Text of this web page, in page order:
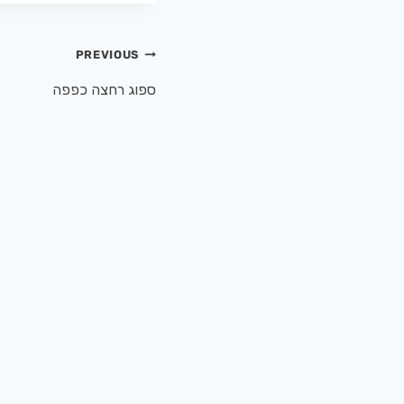
PREVIOUS
ספוג רחצה כפפה